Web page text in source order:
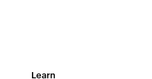
Learn